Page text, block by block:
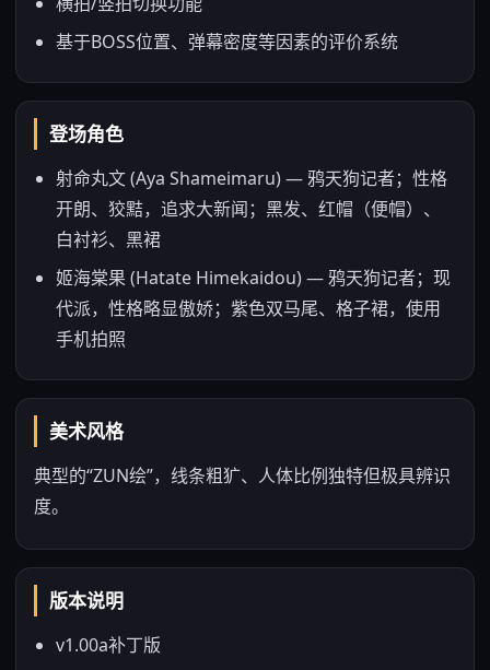
基于BOSS位置、弹幕密度等因素的评价系统
登场角色
射命丸文 (Aya Shameimaru) — 鸦天狗记者；性格
开朗、狡黠，追求大新闻；黑发、红帽（便帽）、
白衬衫、黑裙
姬海棠果 (Hatate Himekaidou) — 鸦天狗记者；现
代派，性格略显傲娇；紫色双马尾、格子裙，使用
手机拍照
美术风格
典型的“ZUN绘”，线条粗犷、人体比例独特但极具辨识
度。
版本说明
v1.00a补丁版